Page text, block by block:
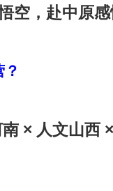
空，赴中原
× 人文山西